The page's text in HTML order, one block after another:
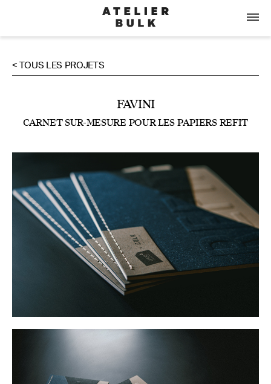
< TOUS LES PROJETS
FAVINI
CARNET SUR-MESURE POUR LES PAPIERS REFIT